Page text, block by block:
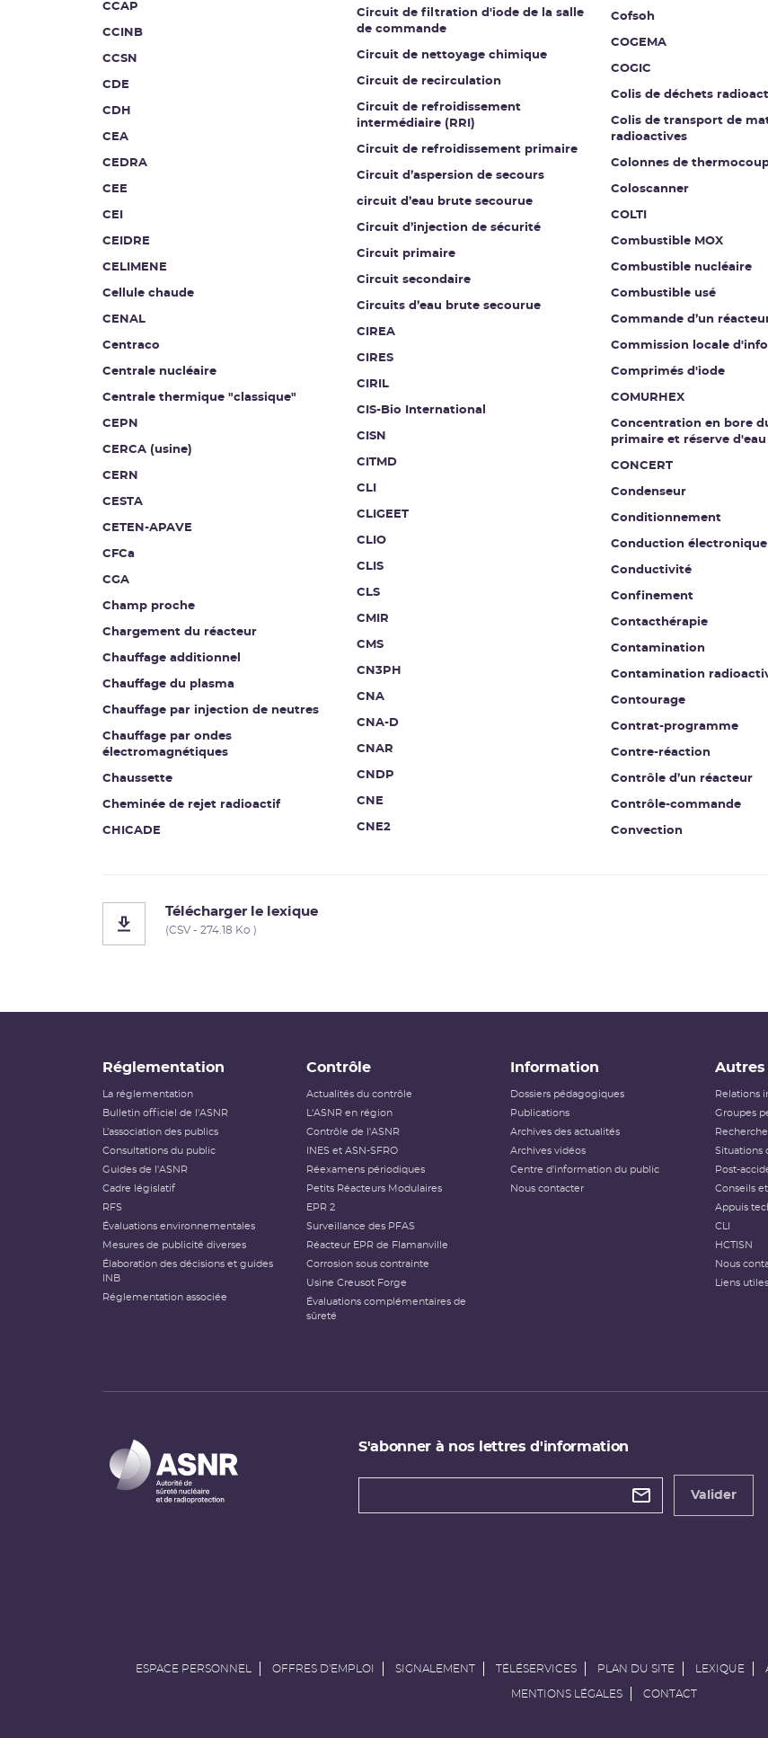
CCAP
CCINB
CCSN
CDE
CDH
CEA
CEDRA
CEE
CEI
CEIDRE
CELIMENE
Cellule chaude
CENAL
Centraco
Centrale nucléaire
Centrale thermique "classique"
CEPN
CERCA (usine)
CERN
CESTA
CETEN-APAVE
CFCa
CGA
Champ proche
Chargement du réacteur
Chauffage additionnel
Chauffage du plasma
Chauffage par injection de neutres
Chauffage par ondes
électromagnétiques
Chaussette
Cheminée de rejet radioactif
CHICADE
Circuit de filtration d'iode de la salle
de commande
Circuit de nettoyage chimique
Circuit de recirculation
Circuit de refroidissement
intermédiaire (RRI)
Circuit de refroidissement primaire
Circuit d’aspersion de secours
circuit d’eau brute secourue
Circuit d’injection de sécurité
Circuit primaire
Circuit secondaire
Circuits d’eau brute secourue
CIREA
CIRES
CIRIL
CIS-Bio International
CISN
CITMD
CLI
CLIGEET
CLIO
CLIS
CLS
CMIR
CMS
CN3PH
CNA
CNA-D
CNAR
CNDP
CNE
CNE2
Cofsoh
COGEMA
COGIC
Colis de déchets
Colis de transport de
radioactives
Colonnes de
Coloscanner
COLTI
Combustible MOX
Combustible nucléaire
Combustible usé
Commande d’un
Commission locale
Comprimés d'iode
COMURHEX
Concentration en bore
primaire et réserve
CONCERT
Condenseur
Conditionnement
Conduction
Conductivité
Confinement
Contacthérapie
Contamination
Contamination
Contourage
Contrat-programme
Contre-réaction
Contrôle d’un réacteur
Contrôle-commande
Convection
Télécharger le lexique
(CSV - 274.18 Ko )
Réglementation
La réglementation
Bulletin officiel de l'ASNR
L’association des publics
Consultations du public
Guides de l'ASNR
Cadre législatif
RFS
Évaluations environnementales
Mesures de publicité diverses
Élaboration des décisions et guides
INB
Réglementation associée
Contrôle
Actualités du contrôle
L'ASNR en région
Contrôle de l'ASNR
INES et ASN-SFRO
Réexamens périodiques
Petits Réacteurs Modulaires
EPR 2
Surveillance des PFAS
Réacteur EPR de Flamanville
Corrosion sous contrainte
Usine Creusot Forge
Évaluations complémentaires de
sûreté
Information
Dossiers pédagogiques
Publications
Archives des actualités
Archives vidéos
Centre d'information du public
Nous contacter
Relations
Groupes
Recherche
Situations
Post-
Conseils
Appuis
CLI
HCTISN
Nous
Liens utiles
S'abonner à nos lettres d'information
Types de
Valider
ESPACE PERSONNEL OFFRES D'EMPLOI SIGNALEMENT TÉLÉSERVICES PLAN DU SITE LEXIQUE
MENTIONS LÉGALES CONTACT